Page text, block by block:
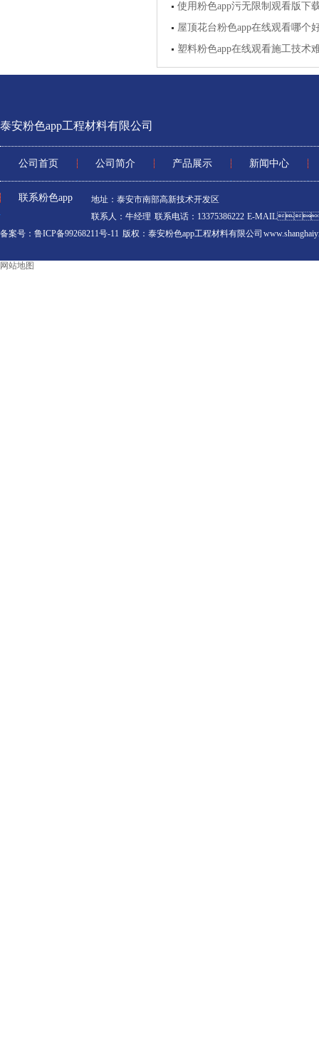
使用粉色app污无限制观看版下
屋顶花台粉色app在线观看哪个
塑料粉色app在线观看施工技术
泰安粉色app工程材料有限公司
公司首页 公司简介 产品展示 新闻中心
联系粉色app
地址：泰安市南部高新技术开发区
联系人：牛经理 联系电话：13375386222 E-
备案号：鲁ICP备99268211号-11 版权：泰安粉色app工程材料有限公司
网站地图